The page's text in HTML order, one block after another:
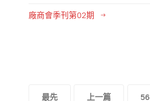
廠商會季刊第02期
最先 上一篇 56